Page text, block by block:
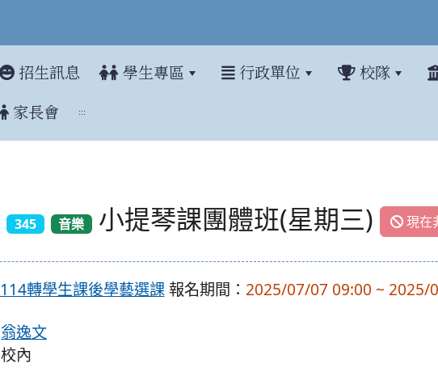
招生訊息 學生專區 行政單位 校隊
家長會 :::
345 音樂 小提琴課團體班(星期三) 現在
114轉學生課後學藝選課報名期間： 2025/07/07 09:00 ~ 2025/
翁逸文
校內